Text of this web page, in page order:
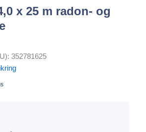
x 25 m radon- og
352781625